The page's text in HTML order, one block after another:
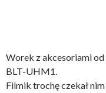
Worek z akcesoriami od
BLT-UHM1.
Filmik trochę czekał